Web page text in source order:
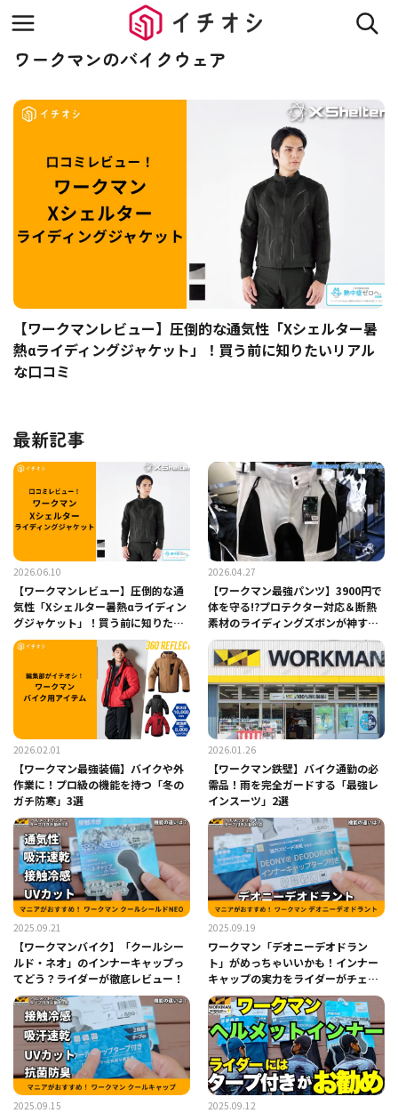
ワークマンのバイクウェア
【ワークマンレビュー】圧倒的な通気性「Xシェルター暑
熱αライディングジャケット」！買う前に知りたいリアル
な口コミ
最新記事
2026.06.10
【ワークマンレビュー】圧倒的な通
気性「Xシェルター暑熱αライディン
グジャケット」！買う前に知りたい
リアルな口コミ
2026.04.27
【ワークマン最強パンツ】3900円で
体を守る!?プロテクター対応＆断熱
素材のライディングズボンが神すぎ
る
2026.02.01
【ワークマン最強装備】バイクや外
作業に！プロ級の機能を持つ「冬の
ガチ防寒」3選
2026.01.26
【ワークマン鉄壁】バイク通勤の必
需品！雨を完全ガードする「最強レ
インスーツ」2選
2025.09.21
【ワークマンバイク】「クールシー
ルド・ネオ」のインナーキャップっ
てどう？ライダーが徹底レビュー！
2025.09.19
ワークマン「デオニーデオドラン
ト」がめっちゃいいかも！インナー
キャップの実力をライダーがチェッ
ク！
2025.09.15 2025.09.12